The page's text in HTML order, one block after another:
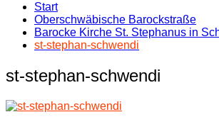
Start
Oberschwäbische Barockstraße
Barocke Kirche St. Stephanus in
st-stephan-schwendi
st-stephan-schwendi